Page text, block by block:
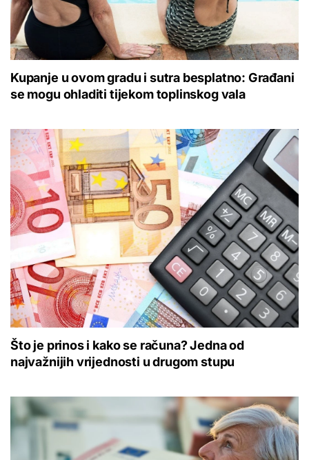
Kupanje u ovom gradu i sutra besplatno: Građani
se mogu ohladiti tijekom toplinskog vala
Što je prinos i kako se računa? Jedna od
najvažnijih vrijednosti u drugom stupu